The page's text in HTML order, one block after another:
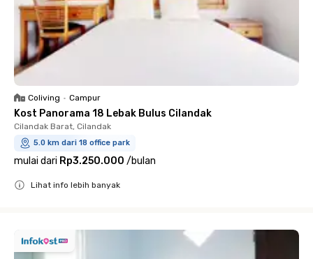
Coliving • Campur
Kost Panorama 18 Lebak Bulus Cilandak
Cilandak Barat, Cilandak
5.0 km dari 18 office park
mulai dari Rp3.250.000 /bulan
Lihat info lebih banyak